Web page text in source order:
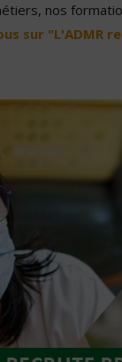
nos
sur "L'ADMR